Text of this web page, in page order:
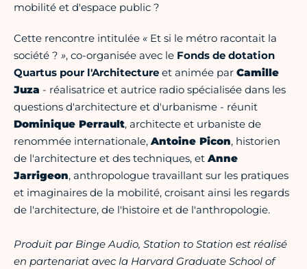
mobilité et d'espace public ?
Cette rencontre intitulée « Et si le métro racontait la
société ? », co-organisée avec le Fonds de dotation
Quartus pour l'Architecture et animée par Camille
Juza - réalisatrice et autrice radio spécialisée dans les
questions d'architecture et d'urbanisme - réunit
Dominique Perrault, architecte et urbaniste de
renommée internationale, Antoine Picon, historien
de l'architecture et des techniques, et Anne
Jarrigeon, anthropologue travaillant sur les pratiques
et imaginaires de la mobilité, croisant ainsi les regards
de l'architecture, de l'histoire et de l'anthropologie.
Produit par Binge Audio, Station to Station est réalisé
en partenariat avec la Harvard Graduate School of